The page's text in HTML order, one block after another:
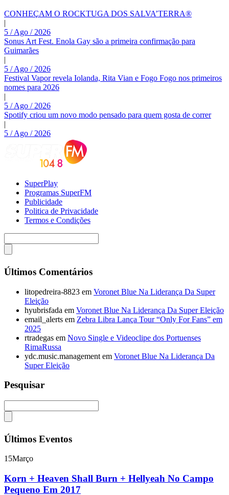
CONHEÇAM O ROCKTUGA DOS SALVA’TERRA®
|
5 / Ago / 2026
Sonus Art Fest. Enola Gay são a primeira confirmação para
Guimarães
|
5 / Ago / 2026
Festival Vapor revela Iolanda, Rita Vian e Fogo Fogo nos primeiros
nomes para 2026
|
5 / Ago / 2026
Spotify criou um novo modo pensado para quem gosta de correr
|
5 / Ago / 2026
SuperPlay
Programas SuperFM
Publicidade
Politica de Privacidade
Termos e Condições
Últimos Comentários
litopedreira-8823 em Voronet Blue Na Liderança Da Super
Eleição
hyubrisfada em Voronet Blue Na Liderança Da Super Eleição
email_alerts em Zebra Libra Lança Tour “Only For Fans” em
2025
rtradegas em Novo Single e Videoclipe dos Portuenses
RimaRussa
ydc.music.management em Voronet Blue Na Liderança Da
Super Eleição
Pesquisar
Últimos Eventos
15Março
Korn + Heaven Shall Burn + Hellyeah No Campo
Pequeno Em 2017